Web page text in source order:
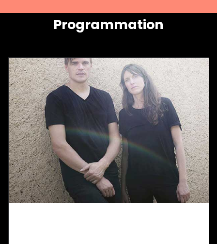
Programmation